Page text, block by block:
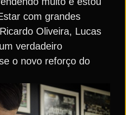
com grandes
Oliveira, Lucas
verdadeiro
o novo reforço do